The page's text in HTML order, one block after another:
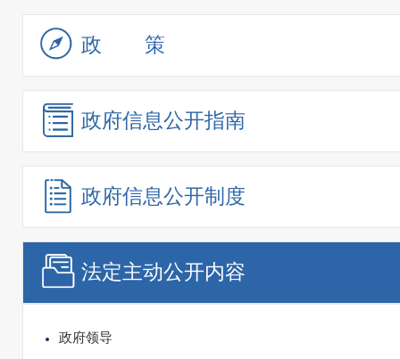
政策
政府信息公开指南
政府信息公开制度
法定主动公开内容
政府领导